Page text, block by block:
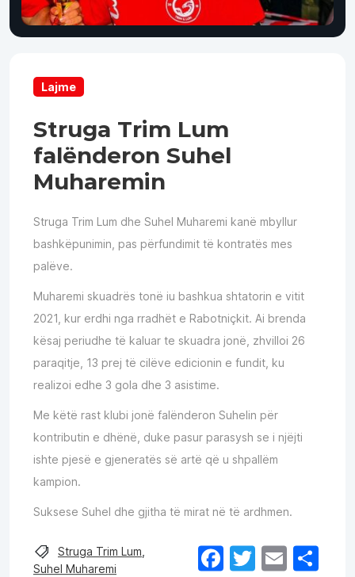
Lajme
Struga Trim Lum
falënderon Suhel
Muharemin
Struga Trim Lum dhe Suhel Muharemi kanë mbyllur
bashkëpunimin, pas përfundimit të kontratës mes
palëve.
Muharemi skuadrës tonë iu bashkua shtatorin e vitit
2021, kur erdhi nga rradhët e Rabotniçkit. Ai brenda
kësaj periudhe të kaluar te skuadra jonë, zhvilloi 26
paraqitje, 13 prej të cilëve edicionin e fundit, ku
realizoi edhe 3 gola dhe 3 asistime.
Me këtë rast klubi jonë falënderon Suhelin për
kontributin e dhënë, duke pasur parasysh se i njëjti
ishte pjesë e gjeneratës së artë që u shpallëm
kampion.
Suksese Suhel dhe gjitha të mirat në të ardhmen.
Struga Trim Lum
Suhel Muharemi
Facebook
Twitter
Email